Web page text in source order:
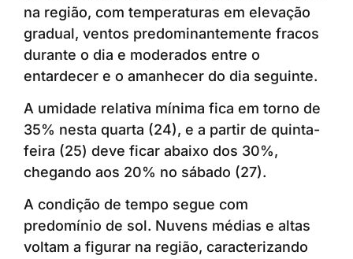
na região, com temperaturas em elevação
gradual, ventos predominantemente fracos
durante o dia e moderados entre o
entardecer e o amanhecer do dia seguinte.
A umidade relativa mínima fica em torno de
35% nesta quarta (24), e a partir de quinta-
feira (25) deve ficar abaixo dos 30%,
chegando aos 20% no sábado (27).
A condição de tempo segue com
predomínio de sol. Nuvens médias e altas
voltam a figurar na região, caracterizando